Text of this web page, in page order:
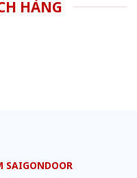
HÀNG
SAIGONDOOR